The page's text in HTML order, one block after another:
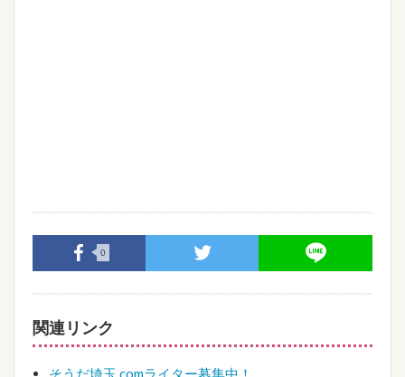
0
関連リンク
そうだ埼玉.comライター募集中！